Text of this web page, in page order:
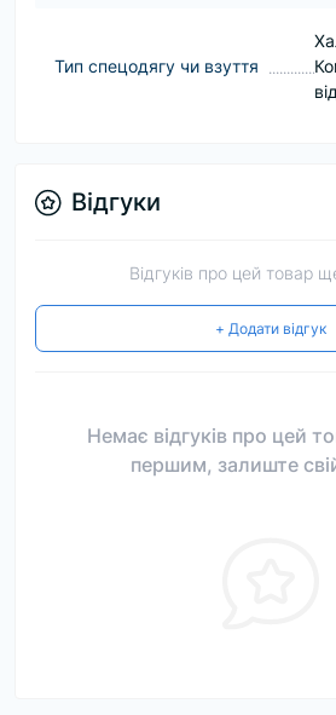
Тип спецодягу чи взуття
Відгуки
Відгуків про цей товар
+ Додати відгук
Немає відгуків про цей
першим, залиште